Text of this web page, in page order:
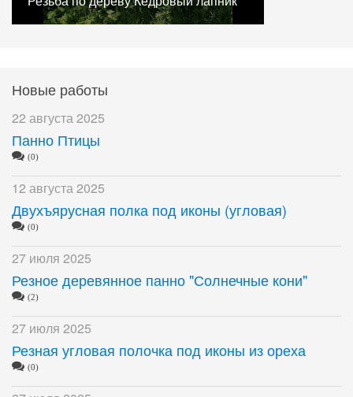
Новые работы
22 августа 2025
Панно Птицы
(0)
12 августа 2025
Двухъярусная полка под иконы (угловая)
(0)
27 июля 2025
Резное деревянное панно "Солнечные кони"
(2)
27 июля 2025
Резная угловая полочка под иконы из ореха
(0)